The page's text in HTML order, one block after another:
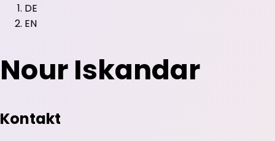
DE
EN
Nour Iskandar
Kontakt